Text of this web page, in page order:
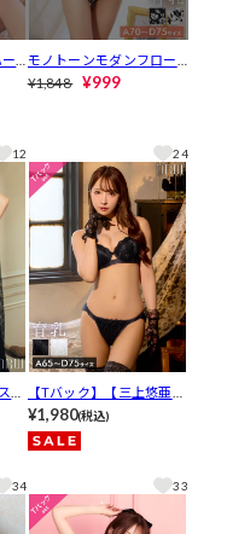
ク
12
モノトーンモダンフロー
ラル育乳脇高ブラジャー&
¥1,848 ¥999
24
シ
34
【Tバック】【三上悠亜着
用】ノーブルレーシィホ
ール育乳ブラジャー&バッ
ク透けTバックショーツ
¥1,980(税込)
33